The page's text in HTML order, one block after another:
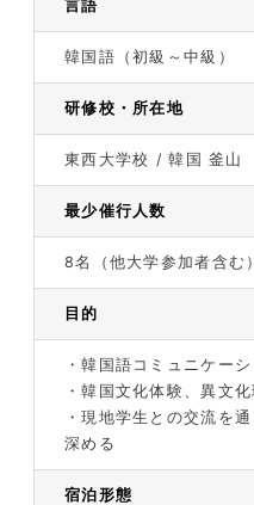
言語
韓国語（初級～中級）
研修校・所在地
東西大学校 / 韓国 釜山
最少催行人数
8名（他大学参加者含む）
目的
・韓国語コミュニケー
・韓国文化体験、異文
・現地学生との交流を
深める
宿泊形態